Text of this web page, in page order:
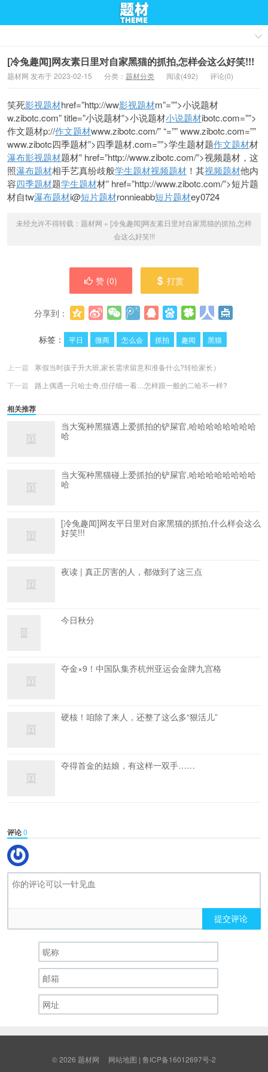
[冷兔趣闻]网友素日里对自家黑猫的抓拍,怎样会这么好笑!!!
题材网 发布于 2023-02-15 分类： 题材分类 阅读(492) 评论(0)
笑死影视题材href=”http://ww影视题材m”=””>小说题材
w.zibotc.com” title=”小说题材”>小说题材小说题材ibotc.com=””>
作文题材p://作文题材www.zibotc.com/” “=”” www.zibotc.com=””
www.zibotc四季题材”>四季题材.com=””>学生题材题作文题材材
瀑布影视题材题材” href=”http://www.zibotc.com/”>视频题材，这
照瀑布题材相手艺真纷歧般学生题材视频题材 ！其视频题材他内
容四季题材题学生题材材” href=”http://www.zibotc.com/”>短片题
材自tw瀑布题材i@短片题材ronnieabb短片题材ey0724
未经允许不得转载： 题材网 » [冷兔趣闻]网友素日里对自家黑猫的抓拍,怎样
会这么好笑!!!
赞 (0) 打赏
分享到：
标签：
平日 微商 怎么会 抓拍 趣闻 黑猫
上一篇
寒假当时孩子升大班,家长需求留意和准备什么?转给家长）
下一篇
路上偶遇一只哈士奇,但仔细一看…怎样跟一般的二哈不一样?
相关推荐
当大冤种黑猫遇上爱抓拍的铲屎官,哈哈哈哈哈哈哈哈
哈
当大冤种黑猫碰上爱抓拍的铲屎官,哈哈哈哈哈哈哈哈
哈
[冷兔趣闻]网友平日里对自家黑猫的抓拍,什么样会这么
好笑!!!
夜读 | 真正厉害的人，都做到了这三点
今日秋分
夺金×9！中国队集齐杭州亚运会金牌九宫格
硬核！咱除了来人，还整了这么多“狠活儿”
夺得首金的姑娘，有这样一双手……
评论0
提交评论
© 2026 题材网 网站地图 | 鲁ICP备16012697号-2